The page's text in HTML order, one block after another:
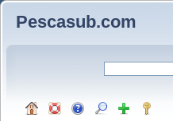
Pescasub.com